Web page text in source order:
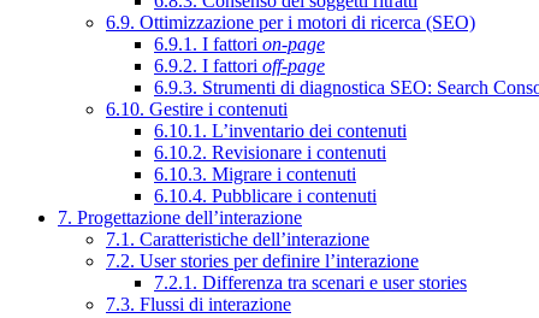
6.9. Ottimizzazione per i motori di ricerca (SEO)
6.9.1. I fattori on-page
6.9.2. I fattori off-page
6.9.3. Strumenti di diagnostica SEO: Search
6.10. Gestire i contenuti
6.10.1. L’inventario dei contenuti
6.10.2. Revisionare i contenuti
6.10.3. Migrare i contenuti
6.10.4. Pubblicare i contenuti
7. Progettazione dell’interazione
7.1. Caratteristiche dell’interazione
7.2. User stories per definire l’interazione
7.2.1. Differenza tra scenari e user stories
7.3. Flussi di interazione